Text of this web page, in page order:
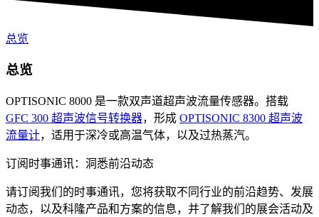
总览
总览
OPTISONIC 8000 是一款双声道超声波流量传感器。搭载
GFC 300 超声波信号转换器，形成 OPTISONIC 8300 超声波
流量计，适用于深冷或高温气体，以及过热蒸汽。
订阅时事通讯：洞悉前沿动态
请订阅我们的时事通讯，您将获取不同行业的前沿趋势、发展
动态，以及科隆产品和方案的信息，并了解我们的展会活动及